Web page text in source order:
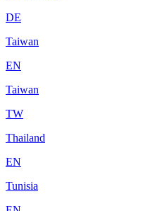
DE
Taiwan
EN
Taiwan
TW
Thailand
EN
Tunisia